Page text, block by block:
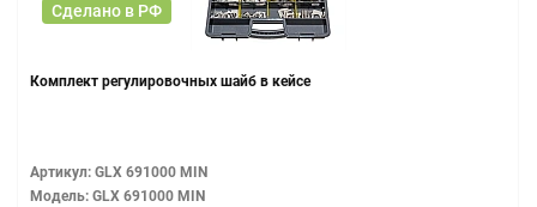
Сделано в РФ
Комплект регулировочных шайб в кейсе
Артикул: GLX 691000 MIN
Модель: GLX 691000 MIN